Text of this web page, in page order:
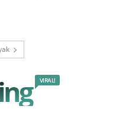
VIRAL!